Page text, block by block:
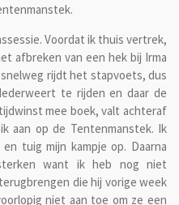
Voordat ik thuis vertrek,
afbreken van een hek bij Irma
snelweg rijdt het stapvoets, dus
te rijden en daar de
mee boek, valt achteraf
aan op de Tentenmanstek. Ik
tuig mijn kampje op. Daarna
want ik heb nog niet
die hij vorige week
niet aan toe om ze een